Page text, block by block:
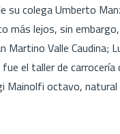
su colega Umberto
más lejos, sin
Martino Valle Caudina;
el taller de carrocería
Mainolfi octavo,